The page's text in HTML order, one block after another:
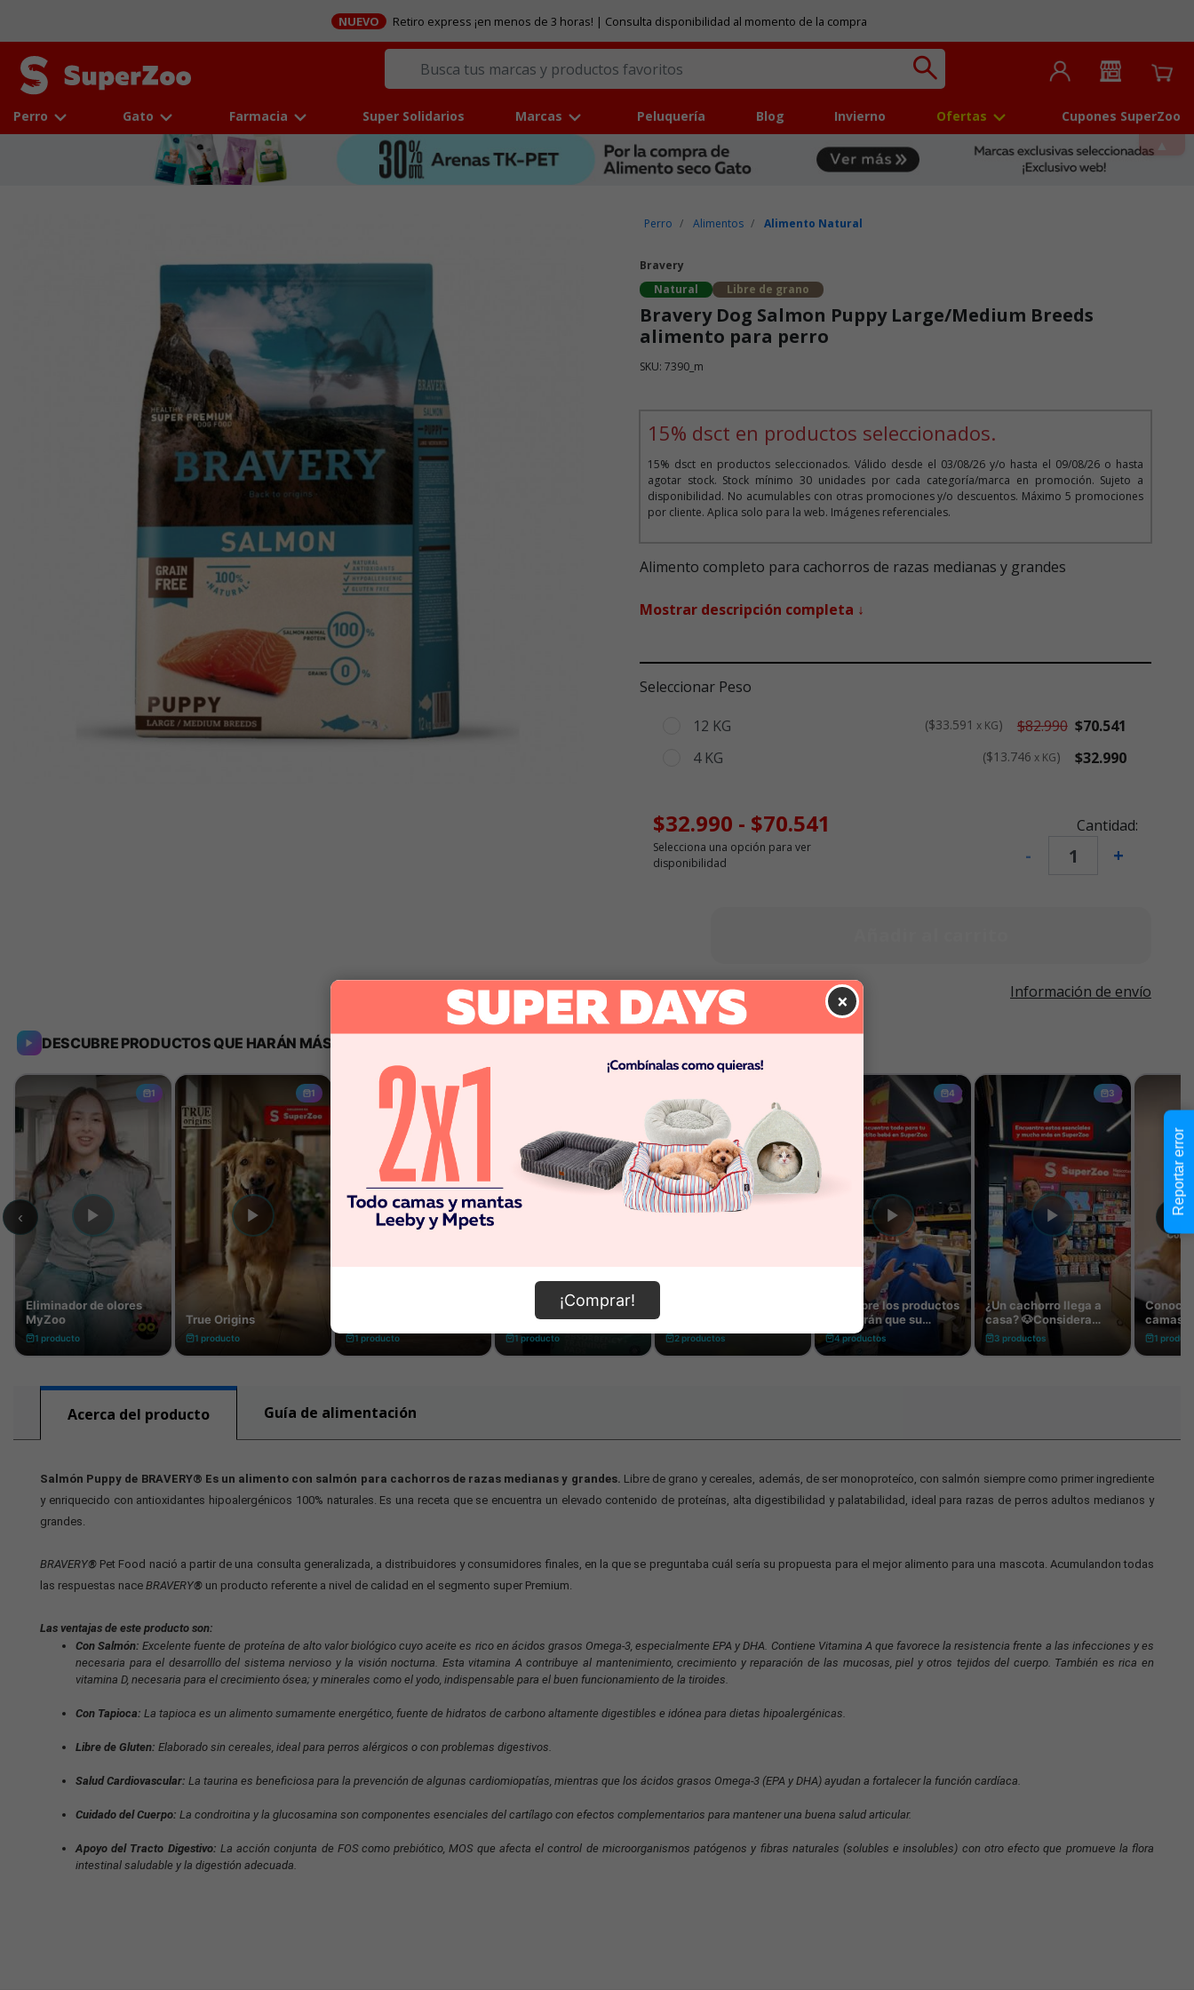
NUEVO Retiro express ¡en menos de 3 horas! | Consulta disponibilidad al momento de la compra
Perro Gato Farmacia Super Solidarios Marcas Peluquería Blog Invierno Ofertas Cupones SuperZoo
Perro Alimentos Alimento Natural
Bravery
Natural
Libre de grano
Bravery Dog Salmon Puppy Large/Medium Breeds
alimento para perro
SKU: 7390_m
15% dsct en productos seleccionados.
15% dsct en productos seleccionados. Válido desde el 03/08/26 y/o hasta el 09/08/26 o hasta
agotar stock. Stock mínimo 30 unidades por cada categoría/marca en promoción. Sujeto a
disponibilidad. No acumulables con otras promociones y/o descuentos. Máximo 5 promociones
por cliente. Aplica solo para la web. Imágenes referenciales.
Alimento completo para cachorros de razas medianas y grandes
Mostrar descripción completa ↓
Seleccionar Peso
12 KG
$33.591 x KG $82.990 $70.541
4 KG
$13.746 x KG $32.990
Cantidad:
- +
$32.990 - $70.541
Selecciona una opción para ver
disponibilidad
Información de envío
Acerca del producto Guía de alimentación
Salmón Puppy de BRAVERY® Es un alimento con salmón para cachorros de razas medianas y grandes. Libre de grano y cereales, además, de ser monoproteíco, con salmón siempre como primer ingrediente
y enriquecido con antioxidantes hipoalergénicos 100% naturales. Es una receta que se encuentra un elevado contenido de proteínas, alta digestibilidad y palatabilidad, ideal para razas de perros adultos medianos y
grandes.
BRAVERY® Pet Food nació a partir de una consulta generalizada, a distribuidores y consumidores finales, en la que se preguntaba cuál sería su propuesta para el mejor alimento para una mascota. Acumulandon todas
las respuestas nace BRAVERY® un producto referente a nivel de calidad en el segmento super Premium.
Las ventajas de este producto son:
Con Salmón:Excelente fuente de proteína de alto valor biológico cuyo aceite es rico en ácidos grasos Omega-3, especialmente EPA y DHA. Contiene Vitamina A que favorece la resistencia frente a las infecciones y es
necesaria para el desarrolllo del sistema nervioso y la visión nocturna. Esta vitamina A contribuye al mantenimiento, crecimiento y reparación de las mucosas, piel y otros tejidos del cuerpo. También es rica en
vitamina D, necesaria para el crecimiento ósea; y minerales como el yodo, indispensable para el buen funcionamiento de la tiroides.
Con Tapioca: La tapioca es un alimento sumamente energético, fuente de hidratos de carbono altamente digestibles e idónea para dietas hipoalergénicas.
Libre de Gluten: Elaborado sin cereales, ideal para perros alérgicos o con problemas digestivos.
Salud Cardiovascular: La taurina es beneficiosa para la prevención de algunas cardiomiopatías, mientras que los ácidos grasos Omega-3 (EPA y DHA) ayudan a fortalecer la función cardíaca.
Cuidado del Cuerpo: La condroitina y la glucosamina son componentes esenciales del cartílago con efectos complementarios para mantener una buena salud articular.
Apoyo del Tracto Digestivo: La acción conjunta de FOS como prebiótico, MOS que afecta el control de microorganismos patógenos y fibras naturales (solubles e insolubles) con otro efecto que promueve la flora
intestinal saludable y la digestión adecuada.
×
¡Comprar!
Reportar error